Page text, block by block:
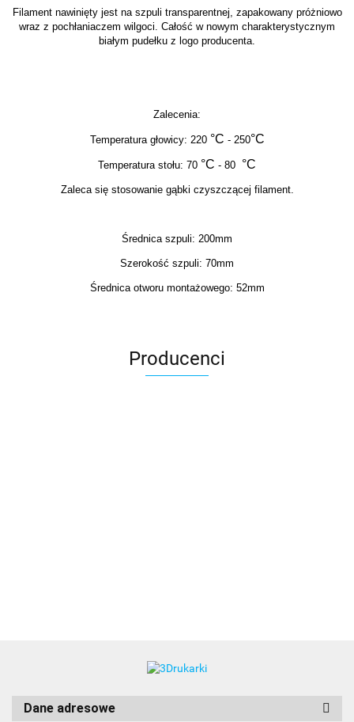
Filament nawinięty jest na szpuli transparentnej, zapakowany próżniowo
wraz z pochłaniaczem wilgoci. Całość w nowym charakterystycznym
białym pudełku z logo producenta.
Zalecenia:
Temperatura głowicy: 220 °C - 250°C
Temperatura stołu: 70 °C - 80 °C
Zaleca się stosowanie gąbki czyszczącej filament.
Średnica szpuli: 200mm
Szerokość szpuli: 70mm
Średnica otworu montażowego: 52mm
Producenci
Dane adresowe